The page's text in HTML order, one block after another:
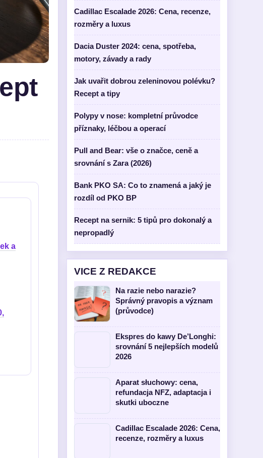
a
Cadillac Escalade 2026: Cena, recenze,
rozměry a luxus
Dacia Duster 2024: cena, spotřeba,
motory, závady a rady
Jak uvařit dobrou zeleninovou polévku?
Recept a tipy
Polypy v nose: kompletní průvodce
příznaky, léčbou a operací
Pull and Bear: vše o značce, ceně a
srovnání s Zara (2026)
Bank PKO SA: Co to znamená a jaký je
rozdíl od PKO BP
Recept na sernik: 5 tipů pro dokonalý a
nepropadlý
VICE Z REDAKCE
Na razie nebo narazie?
Správný pravopis a význam
(průvodce)
Ekspres do kawy De’Longhi:
srovnání 5 nejlepších modelů
2026
Aparat słuchowy: cena,
refundacja NFZ, adaptacja i
skutki uboczne
Cadillac Escalade 2026: Cena,
recenze, rozměry a luxus